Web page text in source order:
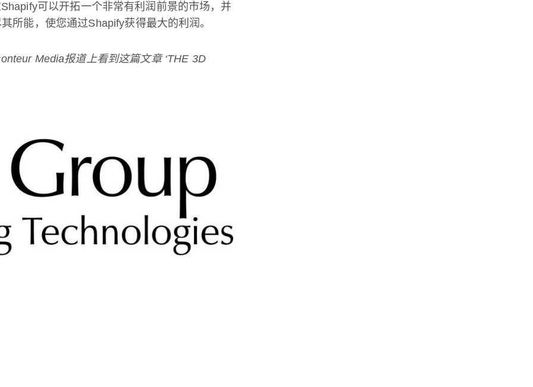
Shapify可以开拓一个非常有利润前景的市场，并
所能，使您通过Shapify获得最大的利润。
Media报道上看到这篇文章‘THE 3D